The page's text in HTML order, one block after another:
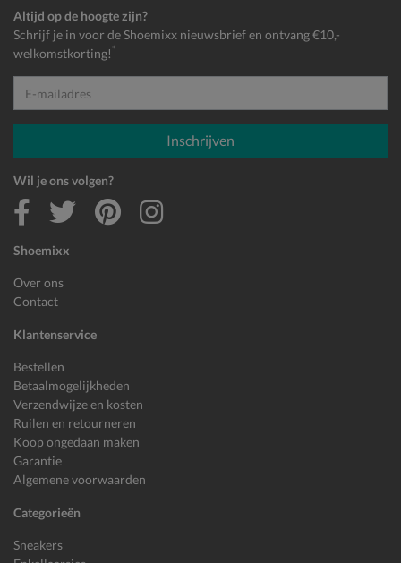
Shoemixx
Over ons
Contact
Klantenservice
Bestellen
Betaalmogelijkheden
Verzendwijze en kosten
Ruilen en retourneren
Koop ongedaan maken
Garantie
Algemene voorwaarden
Categorieën
Sneakers
Altijd op de hoogte zijn?
Schrijf je in voor de Shoemixx nieuwsbrief en ontvang €10,-
welkomstkorting! *
E-mailadres
Inschrijven
Wil je ons volgen?